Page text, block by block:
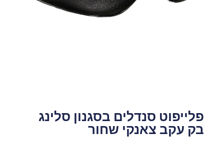
פלייפוט סנדלים בסגנון סלינג
בק עקב צאנקי שחור